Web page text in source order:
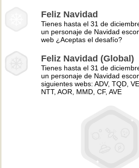
Feliz Navidad
Tienes hasta el 31 de
un personaje de Navidad
web ¿Aceptas el desafío?
Feliz Navidad (Global)
Tienes hasta el 31 de
un personaje de Navidad
siguientes webs: ADV, TQD,
NTT, AOR, MMD, CF, AVE